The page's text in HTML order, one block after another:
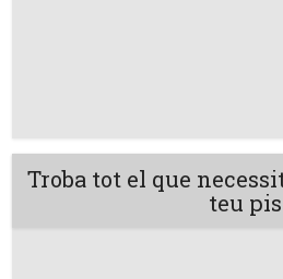
Troba tot el que
teu pis